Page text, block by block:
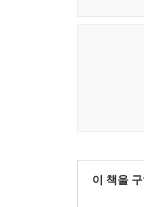
부족주의적
이 책을